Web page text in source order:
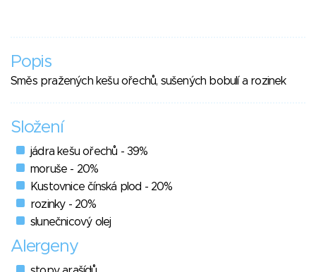
Popis
Směs pražených kešu ořechů, sušených bobulí a rozinek
Složení
jádra kešu ořechů - 39%
moruše - 20%
Kustovnice čínská plod - 20%
rozinky - 20%
slunečnicový olej
Alergeny